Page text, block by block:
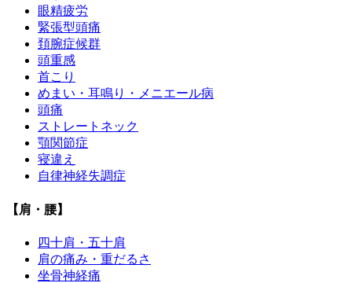
眼精疲労
緊張型頭痛
頚腕症候群
頭重感
首こり
めまい・耳鳴り・メニエール病
頭痛
ストレートネック
顎関節症
寝違え
自律神経失調症
【肩・腰】
四十肩・五十肩
肩の痛み・重だるさ
坐骨神経痛